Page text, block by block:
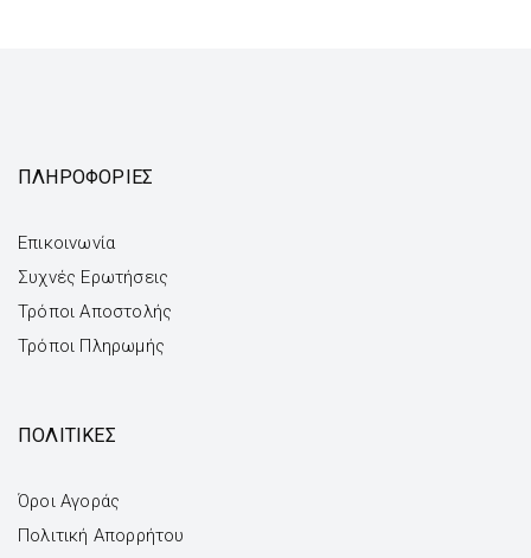
ΠΛΗΡΟΦΟΡΙΕΣ
Επικοινωνία
Συχνές Ερωτήσεις
Τρόποι Αποστολής
Τρόποι Πληρωμής
ΠΟΛΙΤΙΚΕΣ
Όροι Αγοράς
Πολιτική Απορρήτου